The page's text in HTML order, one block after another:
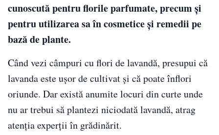
cunoscută pentru florile parfumate, precum și
pentru utilizarea sa în cosmetice și remedii pe
bază de plante.
Când vezi câmpuri cu flori de lavandă, presupui că
lavanda este ușor de cultivat și că poate înflori
oriunde. Dar există anumite locuri din curte unde
nu ar trebui să plantezi niciodată lavandă, atrag
atenția experții în grădinărit.